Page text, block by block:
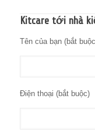
Kitcare tới nhà
Tên của bạn (bắt
Điện thoại (bắt buộc)